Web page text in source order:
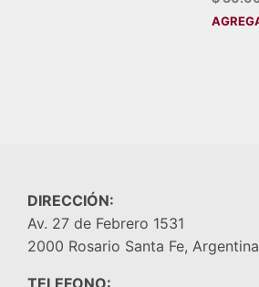
DIRECCIÓN:
Av. 27 de Febrero 1531
2000 Rosario Santa Fe, Argentina
TELEFONO: